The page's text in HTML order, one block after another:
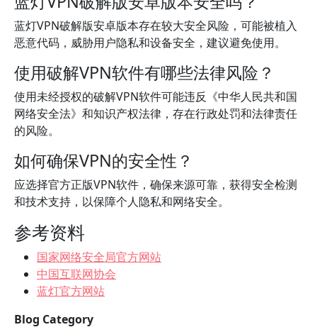
蓝灯VPN破解版安卓版本存在较大安全风险，可能被植入
恶意代码，威胁用户隐私和设备安全，建议避免使用。
使用破解VPN软件有哪些法律风险？
使用未经授权的破解VPN软件可能违反《中华人民共和国
网络安全法》和知识产权法律，存在行政处罚和法律责任
的风险。
如何确保VPN的安全性？
应选择官方正版VPN软件，确保来源可靠，获得安全检测
和技术支持，以保障个人隐私和网络安全。
参考资料
国家网络安全局官方网站
中国互联网协会
蓝灯官方网站
Blog Category